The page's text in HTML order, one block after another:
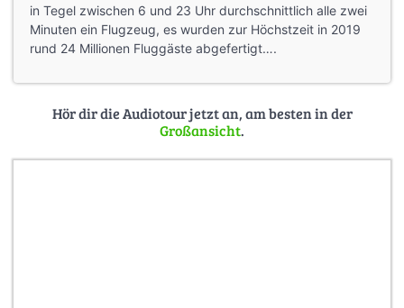
in Tegel zwischen 6 und 23 Uhr durchschnittlich alle zwei
Minuten ein Flugzeug, es wurden zur Höchstzeit in 2019
rund 24 Millionen Fluggäste abgefertigt….
Hör dir die Audiotour jetzt an, am besten in der
Großansicht.